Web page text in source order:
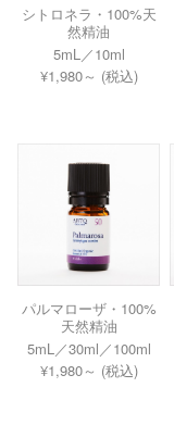
シトロネラ・100%天
然精油
5mL／10ml
¥1,980～ (税込)
パルマローザ・100%
天然精油
5mL／30ml／100ml
¥1,980～ (税込)